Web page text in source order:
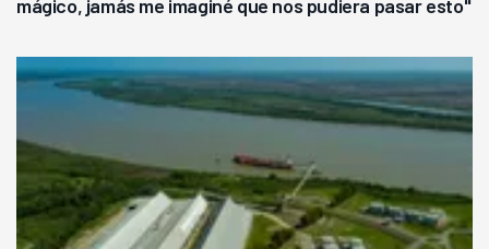
mágico, jamás me imaginé que nos pudiera pasar esto"